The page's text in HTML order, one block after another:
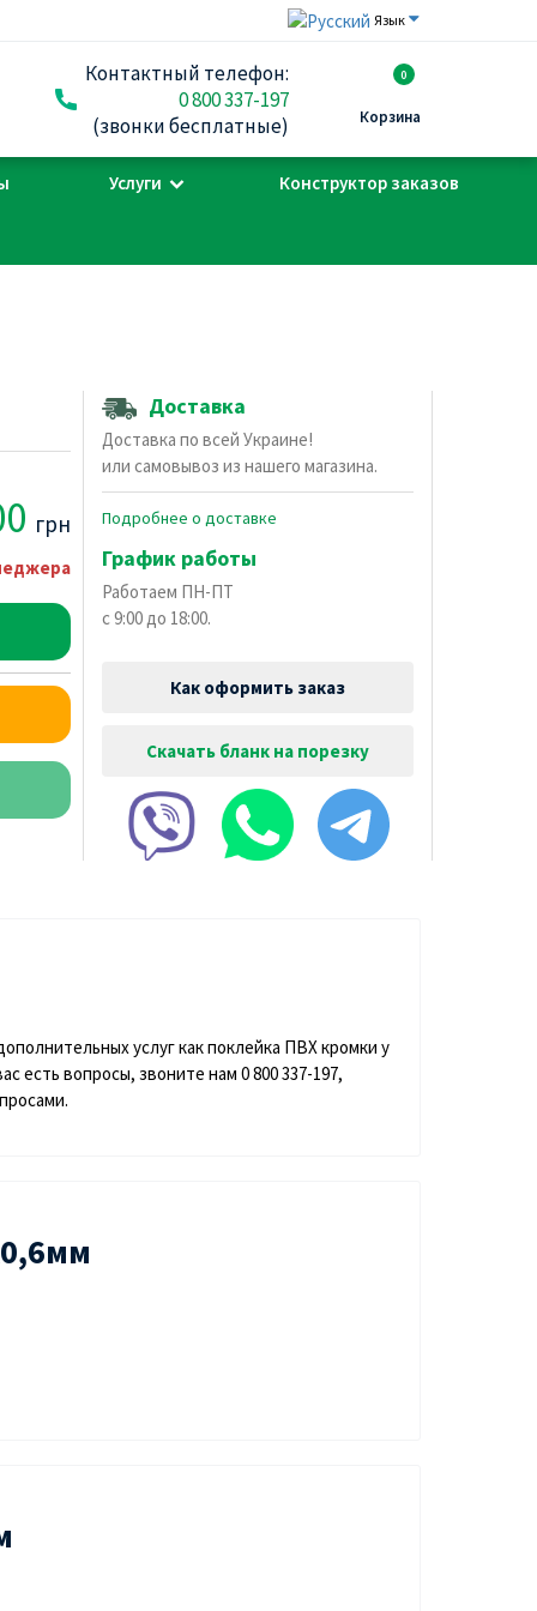
Язык
Контактный телефон:
0 800 337-197
(звонки бесплатные)
0
Корзина
Услуги Конструктор заказов
грн
Доставка
Доставка по всей Украине!
или самовывоз из нашего магазина.
Подробнее о доставке
График работы
Работаем ПН-ПТ
с 9:00 до 18:00.
Как оформить заказ
Скачать бланк на порезку
услуг как поклейка ПВХ кромки у
есть вопросы, звоните нам 0 800 337-197,